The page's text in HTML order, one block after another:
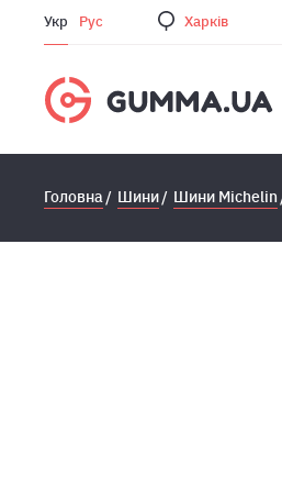
Укр Рус Харкiв
Головна Шини Шини Michelin